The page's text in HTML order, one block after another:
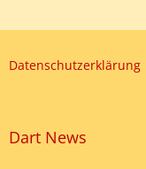
Datenschutzerklärung
Dart News